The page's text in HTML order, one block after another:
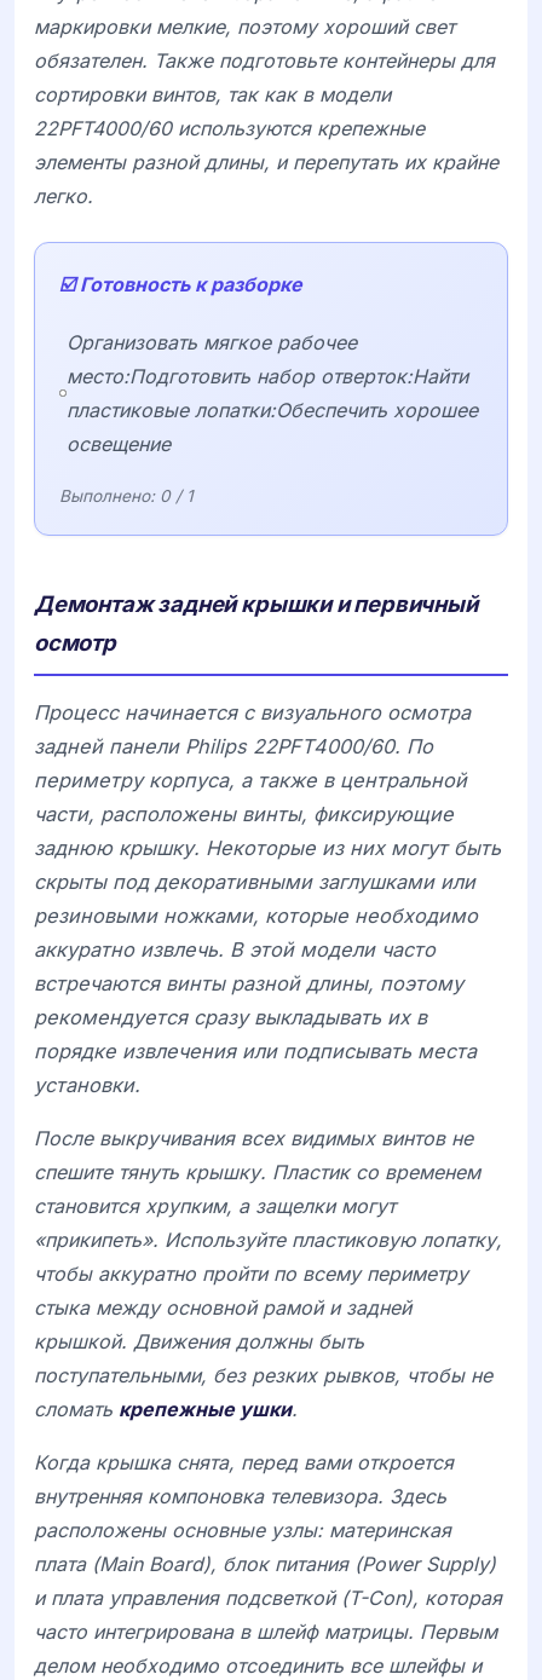
маркировки мелкие, поэтому хороший свет
обязателен. Также подготовьте контейнеры для
сортировки винтов, так как в модели
22PFT4000/60используются крепежные
элементы разной длины, и перепутать их крайне
легко.
☑️ Готовность к разборке
Организовать мягкое рабочее
место:Подготовить набор отверток:Найти
пластиковые лопатки:Обеспечить хорошее
освещение
Выполнено: 0/ 1
Демонтаж задней крышки и первичный
осмотр
Процесс начинается с визуального осмотра
задней панели Philips 22PFT4000/60. По
периметру корпуса, а также в центральной
части, расположены винты, фиксирующие
заднюю крышку. Некоторые из них могут быть
скрыты под декоративными заглушками или
резиновыми ножками, которые необходимо
аккуратно извлечь. В этой модели часто
встречаются винты разной длины, поэтому
рекомендуется сразу выкладывать их в
порядке извлечения или подписывать места
установки.
После выкручивания всех видимых винтов не
спешите тянуть крышку. Пластик со временем
становится хрупким, а защелки могут
«прикипеть». Используйте пластиковую лопатку,
чтобы аккуратно пройти по всему периметру
стыка между основной рамой и задней
крышкой. Движения должны быть
поступательными, без резких рывков, чтобы не
сломать крепежные ушки.
Когда крышка снята, перед вами откроется
внутренняя компоновка телевизора. Здесь
расположены основные узлы: материнская
плата (Main Board), блок питания (Power Supply)
и плата управления подсветкой (T-Con), которая
часто интегрирована в шлейф матрицы. Первым
делом необходимо отсоединить все шлейфы и